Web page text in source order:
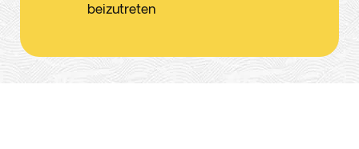
beizutreten